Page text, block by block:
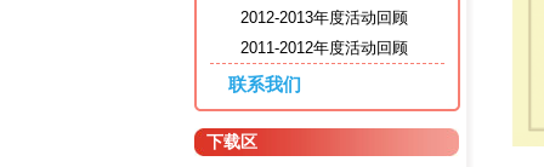
2012-2013年度活动回顾
2011-2012年度活动回顾
联系我们
下载区